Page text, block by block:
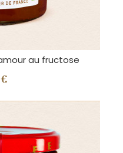
au fructose